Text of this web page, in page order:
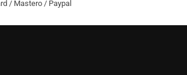
/ Mastero / Paypal